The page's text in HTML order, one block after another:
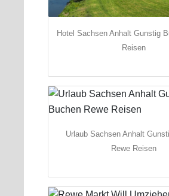
Hotel Sachsen Anhalt Gunstig
Reisen
Urlaub Sachsen Anhalt
Rewe Reisen